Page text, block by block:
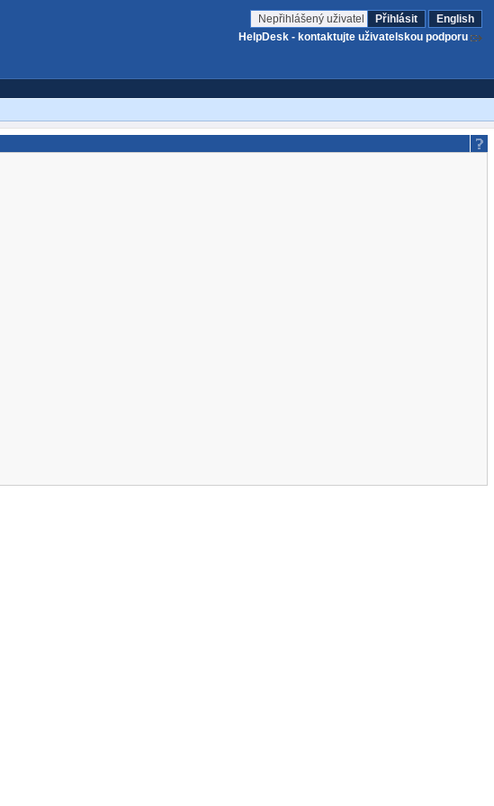
Nepřihlášený uživatel Přihlásit
English
HelpDesk - kontaktujte uživatelskou podporu